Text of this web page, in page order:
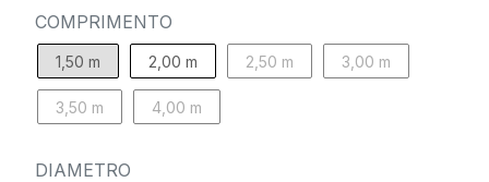
COMPRIMENTO
1,50 m 2,00 m 2,50 m 3,00 m
3,50 m 4,00 m
DIAMETRO